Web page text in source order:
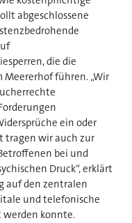
abgeschlossene
die die
führen. „Wir
ein oder
tragen wir auch zur
bei und
Druck“, erklärt
auf den zentralen
und telefonische
konnte.